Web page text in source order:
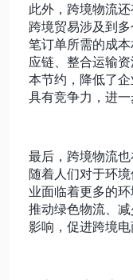
此外，跨境物流
跨境贸易涉及到
笔订单所需的成
应链、整合运输
本节约，降低了
具有竞争力，进一
最后，跨境物流也
随着人们对于环
业面临着更多的
推动绿色物流、
影响，促进跨境电